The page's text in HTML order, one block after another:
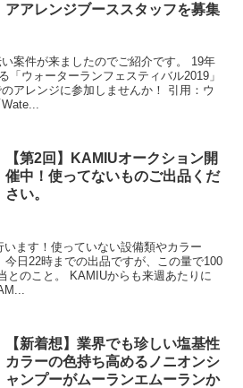
アアレンジブーススタッフを募集
案件が来ましたのでご紹介です。 19年
「ウォーターランフェスティバル2019」
アレンジに参加しませんか！ 引用：ウ
【第2回】KAMIUオークション開
催中！使ってないものご出品くだ
さい。
ます！使っていない設備類やカラー
日22時までの出品ですが、この量で100
とのこと。 KAMIUからも来週あたりに
【新着想】業界でも珍しい塩基性
カラーの色持ち高めるノニオンシ
ャンプーがムーランエムーランか